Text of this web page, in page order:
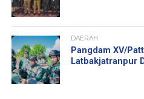
DAERAH
Pangdam XV/
Latbakjatranpur